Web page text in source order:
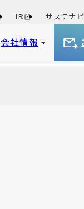
IR サステナ
会社情報